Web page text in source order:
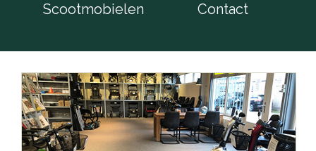
Scootmobielen Contact